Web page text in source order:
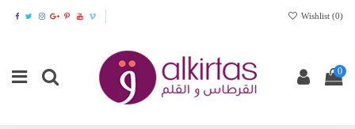
Wishlist (0)
0